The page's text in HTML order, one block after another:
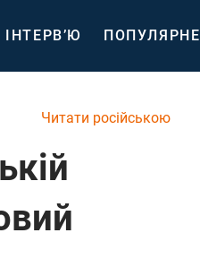
ІНТЕРВ’Ю ПОПУЛЯРНЕ
Читати російською